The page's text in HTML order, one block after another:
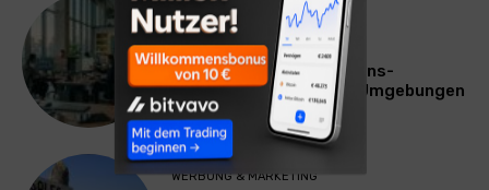
TECHNIK
SourcingBlox startet
CentaurNexus: Operations-
Plattform für Zscaler-Umgebungen
WERBUNG & MARKETING